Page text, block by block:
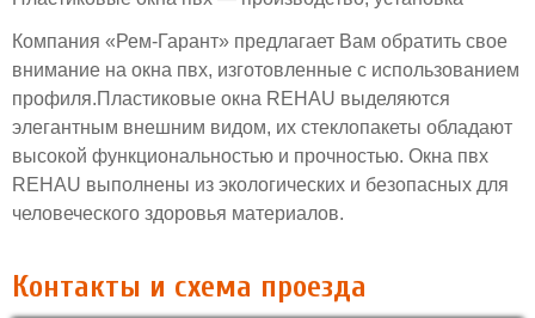
Компания «Рем-Гарант» предлагает Вам обратить свое
внимание на окна пвх, изготовленные с использованием
профиля.Пластиковые окна REHAU выделяются
элегантным внешним видом, их стеклопакеты обладают
высокой функциональностью и прочностью. Окна пвх
REHAU выполнены из экологических и безопасных для
человеческого здоровья материалов.
Контакты и схема проезда